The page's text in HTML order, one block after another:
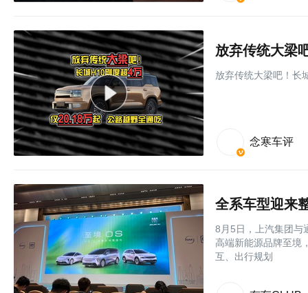
放弃传统大梁吧！长
念寒车评
8月5日，上汽集团与
高端新能源品牌至境
互、出行规划